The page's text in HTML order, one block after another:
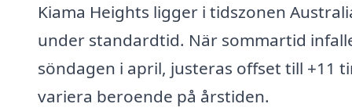
Kiama Heights ligger i tidszonen
under standardtid. När sommartid
söndagen i april, justeras offset till +11
variera beroende på årstiden.